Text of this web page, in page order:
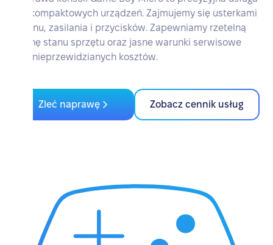
dla kompaktowych urządzeń. Zajmujemy się usterkami
ekranu, zasilania i przycisków. Zapewniamy rzetelną
ocenę stanu sprzętu oraz jasne warunki serwisowe
bez nieprzewidzianych kosztów.
Zleć naprawę Zobacz cennik usług